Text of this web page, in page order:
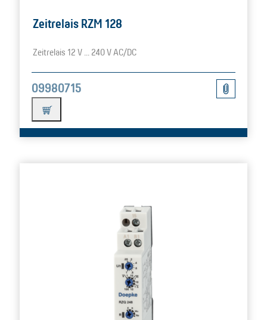
Zeitrelais RZM 128
Zeitrelais 12 V ... 240 V AC/DC
09980715